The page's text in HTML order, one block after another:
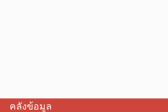
คลังข้อมูล